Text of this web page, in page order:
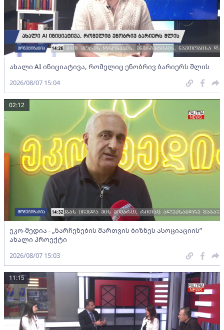
ახალი AI ინიციატივა, რომელიც ენობრივ ბარიერს შლის
2026/08/07 15:04
ეკო-მედია - „ნარჩენების მართვის ბიზნეს ასოციაციის”
ახალი პროექტი
02:12
2026/08/07 15:03
11:15